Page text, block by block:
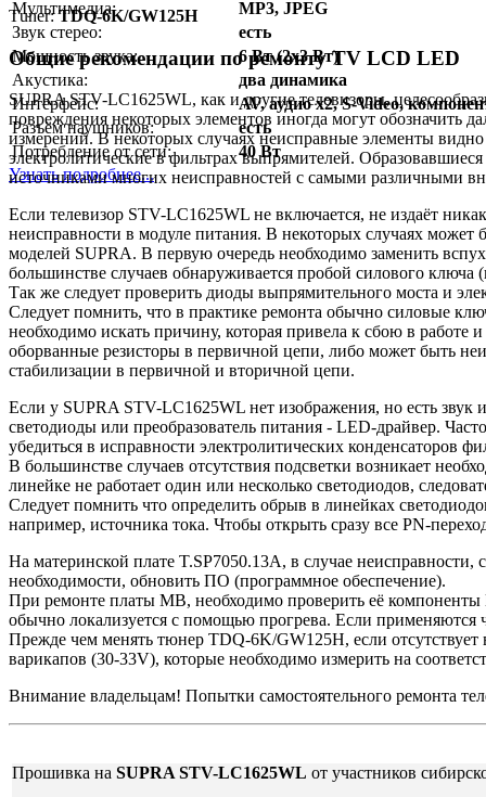
Мультимедиа:
MP3, JPEG
Звук стерео:
есть
Мощность звука:
6 Вт (2х3 Вт)
Акустика:
два динамика
Интерфейс:
AV, аудио x2, S-Video,
Разъём наушников:
есть
Потребление от сети:
40 Вт
Узнать подробнее...
Тuner:TDQ-6K/GW125H
Общие рекомендации по ремонту TV LCD LED
SUPRA STV-LC1625WL, как и другие телевизоры,
повреждения некоторых элементов иногда могут обозначить
измерений. В некоторых случаях неисправные элементы
электролитические в фильтрах выпрямителей.
источниками многих неисправностей с самыми различными
Если телевизор STV-LC1625WL не включается, не издаёт
неисправности в модуле питания. В некоторых случаях может
моделей SUPRA. В первую очередь необходимо заменить
большинстве случаев обнаруживается пробой силового
Так же следует проверить диоды выпрямительного моста и
Следует помнить, что в практике ремонта обычно силовые
необходимо искать причину, которая привела к сбою в
оборванные резисторы в первичной цепи, либо может быть
стабилизации в первичной и вторичной цепи.
Если у SUPRA STV-LC1625WL нет изображения, но есть звук
светодиоды или преобразователь питания - LED-драйвер.
убедиться в исправности электролитических
В большинстве случаев отсутствия подсветки возникает
линейке не работает один или несколько светодиодов,
Следует помнить что определить обрыв в линейках
например, источника тока. Чтобы открыть сразу все PN-
На материнской плате T.SP7050.13A, в случае неисправности,
необходимости, обновить ПО (программное обеспечение).
При ремонте платы MB, необходимо проверить её
обычно локализуется с помощью прогрева. Если
Прежде чем менять тюнер TDQ-6K/GW125H, если
варикапов (30-33V), которые необходимо измерить на
Внимание владельцам! Попытки самостоятельного ремонта
Прошивка на SUPRA STV-LC1625WL от участников